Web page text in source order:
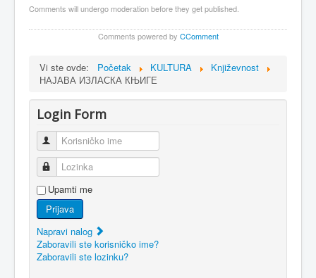
Comments will undergo moderation before they get published.
Comments powered by CComment
Vi ste ovde: Početak KULTURA
Književnost
НАЈАВА ИЗЛАСКА КЊИГЕ
Login Form
Korisničko ime
Lozinka
Upamti me
Prijava
Napravi nalog
Zaboravili ste korisničko ime?
Zaboravili ste lozinku?